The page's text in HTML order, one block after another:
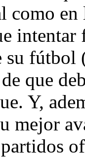
como
fútbol
que
Y,
mejor